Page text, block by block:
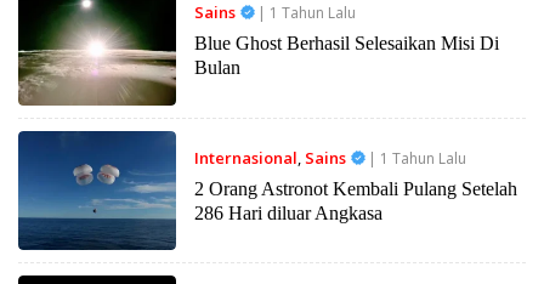
Sains
| 1 Tahun Lalu
Blue Ghost Berhasil Selesaikan Misi Di
Bulan
Internasional, Sains
| 1 Tahun Lalu
2 Orang Astronot Kembali Pulang Setelah
286 Hari diluar Angkasa